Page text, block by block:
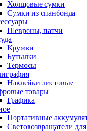
Холщовые сумки
Сумки из спанбонда
Шевроны, патчи
Кружки
Бутылки
Термосы
Наклейки листовые
товары
Графика
Портативные
Световозвращатели